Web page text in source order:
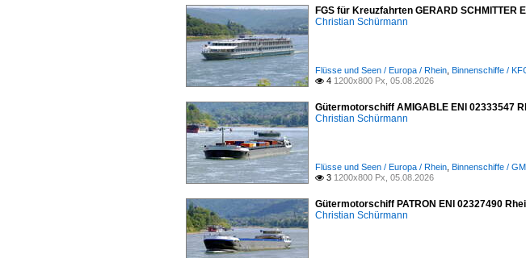
FGS für Kreuzfahrten GERARD
Christian Schürmann
Flüsse und Seen / Europa / Rhein Binnenschiffe /
 4 1200x800 Px, 05.08.2026
Gütermotorschiff AMIGABLE ENI 02333547
Christian Schürmann
Flüsse und Seen / Europa / Rhein Binnenschiffe /
 3 1200x800 Px, 05.08.2026
Gütermotorschiff PATRON ENI 02327490
Christian Schürmann